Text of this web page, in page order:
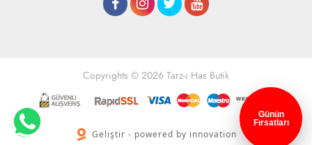
Copyrights © 2026 Tarz-ı Has Butik
Geliştir - powered by innovation
Günün
Fırsatları